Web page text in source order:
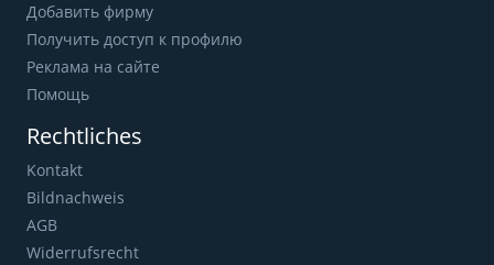
Добавить фирму
Получить доступ к профилю
Реклама на сайте
Помощь
Rechtliches
Kontakt
Bildnachweis
AGB
Widerrufsrecht